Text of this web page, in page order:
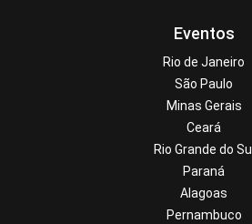
Eventos
Rio de Janeiro
São Paulo
Minas Gerais
Ceará
Rio Grande do Sul
Paraná
Alagoas
Pernambuco